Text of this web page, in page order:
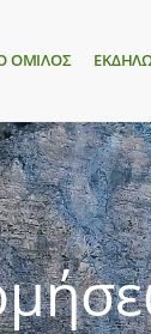
ΟΜΙΛΟΣ